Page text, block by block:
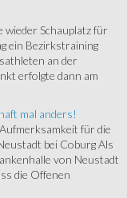
wieder Schauplatz für
ein Bezirkstraining
an der
erfolgte dann am
mal anders!
für die
bei Coburg Als
von Neustadt
die Offenen